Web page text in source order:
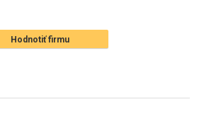
Hodnotiť firmu